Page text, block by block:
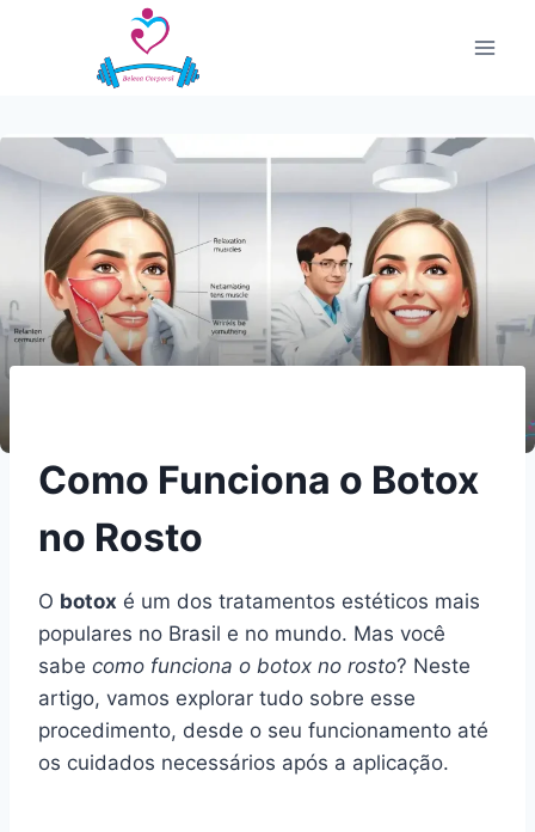
Como Funciona o Botox
no Rosto
O botox é um dos tratamentos estéticos mais
populares no Brasil e no mundo. Mas você
sabe como funciona o botox no rosto? Neste
artigo, vamos explorar tudo sobre esse
procedimento, desde o seu funcionamento até
os cuidados necessários após a aplicação.